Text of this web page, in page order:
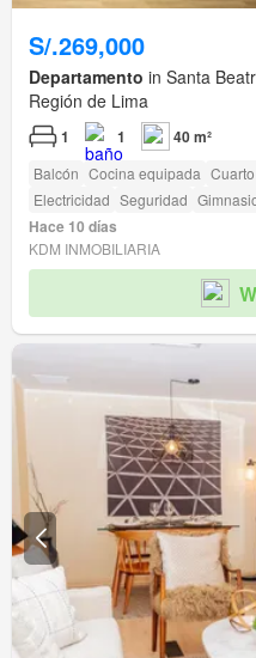
S/.269,000
Departamento in Santa
Región de Lima
1 1 40 m²
Balcón Cocina equipada
Electricidad Seguridad
Hace 10 días
KDM INMOBILIARIA